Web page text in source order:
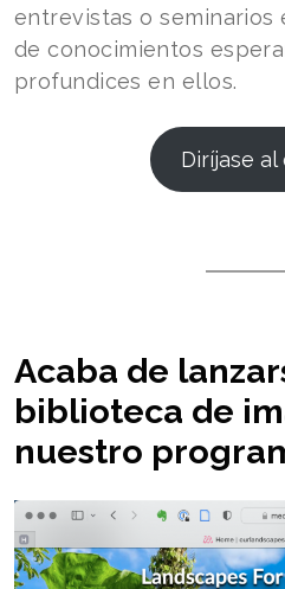
entrevistas o seminarios
de conocimientos
profundices en ellos.
Diríjase
Acaba de
biblioteca de
nuestro